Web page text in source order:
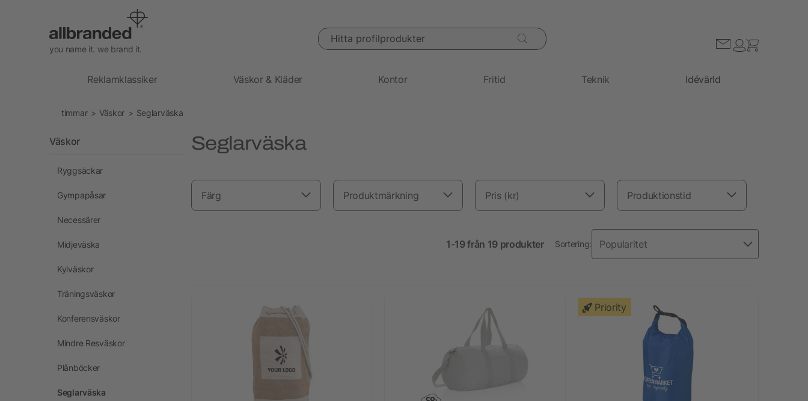
you name it. we brand it.
Hitta profilprodukter
Reklamklassiker Väskor & Kläder Kontor Fritid Teknik Idévärld
timmar Väskor Seglarväska
Seglarväska
Färg Produktmärkning Pris (kr) Produktionstid
1-19 från 19 produkter Sortering:
Priority
Väskor
Ryggsäckar
Gympapåsar
Necessärer
Midjeväska
Kylväskor
Träningsväskor
Konferensväskor
Mindre Resväskor
Plånböcker
Seglarväska